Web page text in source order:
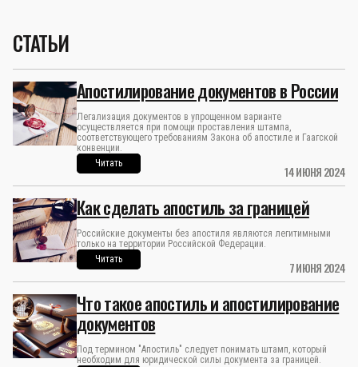
СТАТЬИ
14 ИЮНЯ 2024
Апостилирование документов в России
Легализация документов в упрощенном варианте
осуществляется при помощи проставления штампа,
соответствующего требованиям Закона об апостиле и Гаагской
конвенции.
Читать
7 ИЮНЯ 2024
Как сделать апостиль за границей
Российские документы без апостиля являются легитимными
только на территории Российской Федерации.
Читать
Что такое апостиль и апостилирование
документов
Под термином "Апостиль" следует понимать штамп, который
необходим для юридической силы документа за границей.